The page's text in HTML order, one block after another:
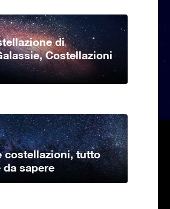
di
Costellazioni
costellazioni, tutto
da sapere